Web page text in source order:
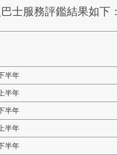
士服務評鑑結果如下：
半年
半年
半年
半年
半年